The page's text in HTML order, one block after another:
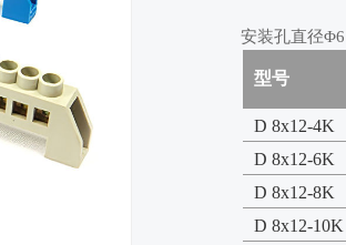
安装孔直径
型号
D 8x12-4K
D 8x12-6K
D 8x12-8K
D 8x12-10K